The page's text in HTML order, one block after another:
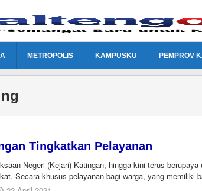
METROPOLIS KAMPUSKU PEMPROV
Tingkatkan Pelayanan
Negeri (Kejari) Katingan, hingga kini terus
Secara khusus pelayanan bagi warga, yang memiliki